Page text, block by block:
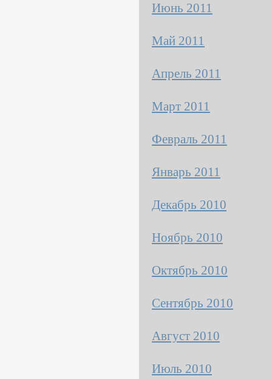
Июнь 2011
Май 2011
Апрель 2011
Март 2011
Февраль 2011
Январь 2011
Декабрь 2010
Ноябрь 2010
Октябрь 2010
Сентябрь 2010
Август 2010
Июль 2010